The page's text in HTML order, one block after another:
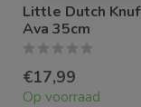
Little Dutch
Ava 35cm
€17,99
Op voorraad